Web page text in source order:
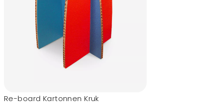
Re-board Kartonnen Kruk